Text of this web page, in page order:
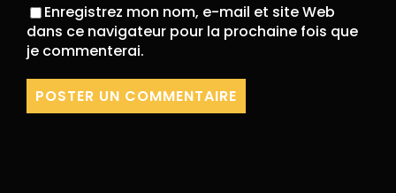
Enregistrez mon nom, e-mail et site Web
dans ce navigateur pour la prochaine fois que
je commenterai.